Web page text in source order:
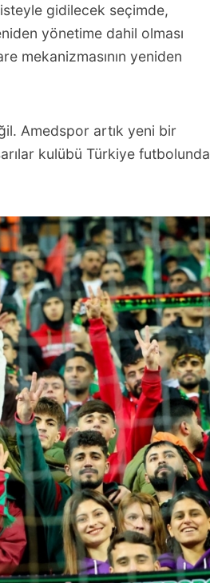
gidilecek seçimde,
yönetime dahil olması
mekanizmasının yeniden
Amedspor artık yeni bir
kulübü Türkiye futbolunda